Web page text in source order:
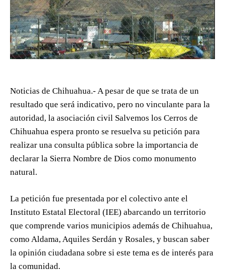
Noticias de Chihuahua.- A pesar de que se trata de un
resultado que será indicativo, pero no vinculante para la
autoridad, la asociación civil Salvemos los Cerros de
Chihuahua espera pronto se resuelva su petición para
realizar una consulta pública sobre la importancia de
declarar la Sierra Nombre de Dios como monumento
natural.
La petición fue presentada por el colectivo ante el
Instituto Estatal Electoral (IEE) abarcando un territorio
que comprende varios municipios además de Chihuahua,
como Aldama, Aquiles Serdán y Rosales, y buscan saber
la opinión ciudadana sobre si este tema es de interés para
la comunidad.